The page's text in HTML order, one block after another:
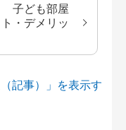
子ども部屋
・デメリッ
記事）」を